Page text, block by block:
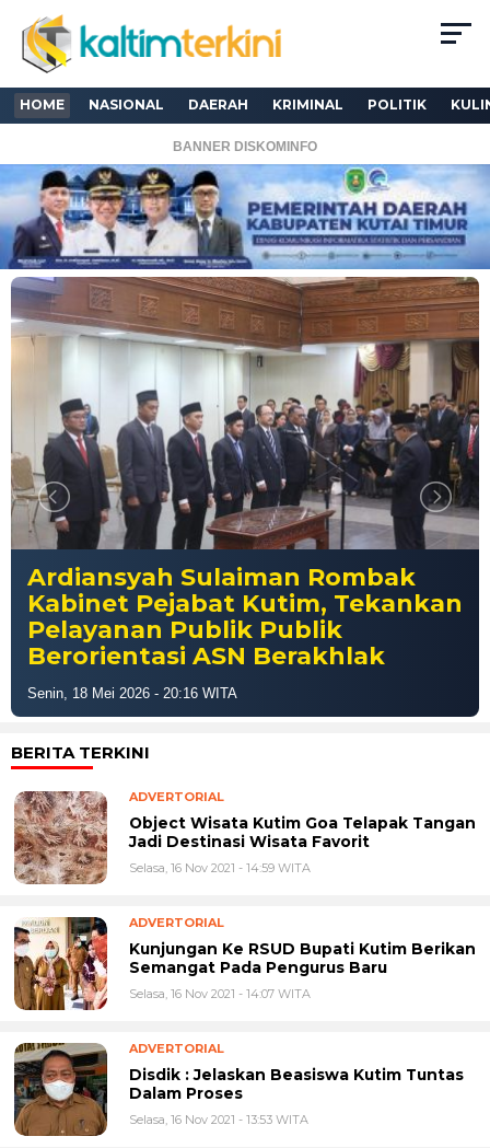
HOME NASIONAL DAERAH KRIMINAL POLITIK
BANNER DISKOMINFO
Mantan Kadis Ketahanan Pangan
Kutim Jadi Tersangka Baru Kasus
Korupsi Proyek RPU
Selasa, 14 Apr 2026 - 16:28 WITA
Object Wisata Kutim Goa Telapak Tangan
Jadi Destinasi Wisata Favorit
Selasa, 16 Nov 2021 - 14:59 WITA
Kunjungan Ke RSUD Bupati Kutim Berikan
Semangat Pada Pengurus Baru
Selasa, 16 Nov 2021 - 14:07 WITA
Disdik : Jelaskan Beasiswa Kutim Tuntas
Dalam Proses
Selasa, 16 Nov 2021 - 13:53 WITA